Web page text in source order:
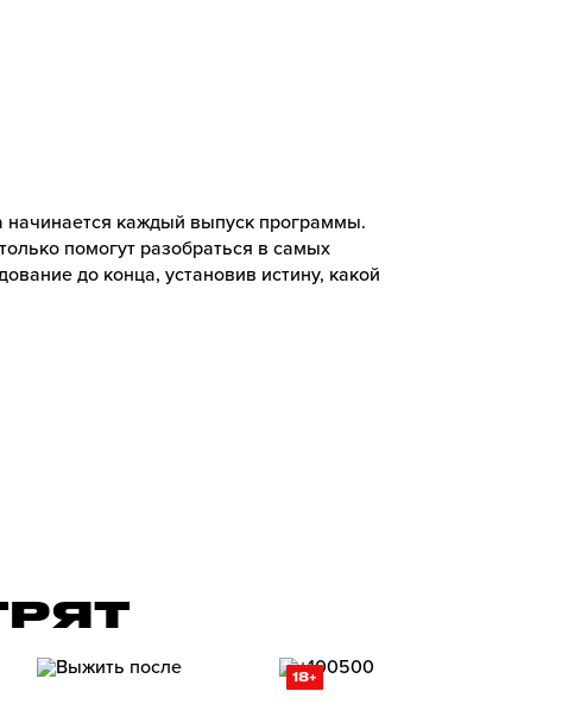
начинается каждый выпуск программы.
помогут разобраться в самых
до конца, установив истину, какой
18+